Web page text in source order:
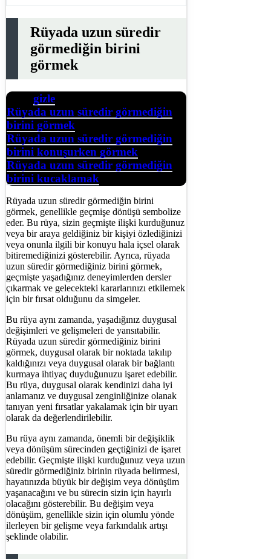
Rüyada uzun süredir
görmediğin birini
görmek
İçerik
gizle
Rüyada uzun süredir görmediğin
birini görmek
Rüyada uzun süredir görmediğin
birini konuşurken görmek
Rüyada uzun süredir görmediğin
birini kucaklamak
Rüyada uzun süredir görmediğin birini
görmek, genellikle geçmişe dönüşü sembolize
eder. Bu rüya, sizin geçmişte ilişki kurduğunuz
veya bir araya geldiğiniz bir kişiyi özlediğinizi
veya onunla ilgili bir konuyu hala içsel olarak
bitiremediğinizi gösterebilir. Ayrıca, rüyada
uzun süredir görmediğiniz birini görmek,
geçmişte yaşadığınız deneyimlerden dersler
çıkarmak ve gelecekteki kararlarınızı etkilemek
için bir fırsat olduğunu da simgeler.
Bu rüya aynı zamanda, yaşadığınız duygusal
değişimleri ve gelişmeleri de yansıtabilir.
Rüyada uzun süredir görmediğiniz birini
görmek, duygusal olarak bir noktada takılıp
kaldığınızı veya duygusal olarak bir bağlantı
kurmaya ihtiyaç duyduğunuzu işaret edebilir.
Bu rüya, duygusal olarak kendinizi daha iyi
anlamanız ve duygusal zenginliğinize olanak
tanıyan yeni fırsatlar yakalamak için bir uyarı
olarak da değerlendirilebilir.
Bu rüya aynı zamanda, önemli bir değişiklik
veya dönüşüm sürecinden geçtiğinizi de işaret
edebilir. Geçmişte ilişki kurduğunuz veya uzun
süredir görmediğiniz birinin rüyada belirmesi,
hayatınızda büyük bir değişim veya dönüşüm
yaşanacağını ve bu sürecin sizin için hayırlı
olacağını gösterebilir. Bu değişim veya
dönüşüm, genellikle sizin için olumlu yönde
ilerleyen bir gelişme veya farkındalık artışı
şeklinde olabilir.